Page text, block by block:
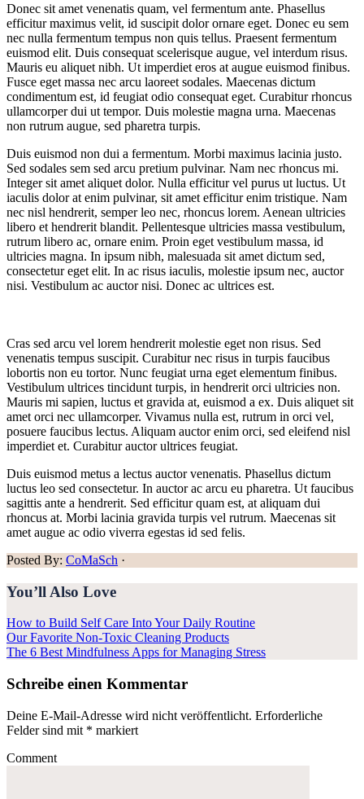
Donec sit amet venenatis quam, vel fermentum ante. Phasellus
efficitur maximus velit, id suscipit dolor ornare eget. Donec eu sem
nec nulla fermentum tempus non quis tellus. Praesent fermentum
euismod elit. Duis consequat scelerisque augue, vel interdum risus.
Mauris eu aliquet nibh. Ut imperdiet eros at augue euismod finibus.
Fusce eget massa nec arcu laoreet sodales. Maecenas dictum
condimentum est, id feugiat odio consequat eget. Curabitur rhoncus
ullamcorper dui ut tempor. Duis molestie magna urna. Maecenas
non rutrum augue, sed pharetra turpis.
Duis euismod non dui a fermentum. Morbi maximus lacinia justo.
Sed sodales sem sed arcu pretium pulvinar. Nam nec rhoncus mi.
Integer sit amet aliquet dolor. Nulla efficitur vel purus ut luctus. Ut
iaculis dolor at enim pulvinar, sit amet efficitur enim tristique. Nam
nec nisl hendrerit, semper leo nec, rhoncus lorem. Aenean ultricies
libero et hendrerit blandit. Pellentesque ultricies massa vestibulum,
rutrum libero ac, ornare enim. Proin eget vestibulum massa, id
ultricies magna. In ipsum nibh, malesuada sit amet dictum sed,
consectetur eget elit. In ac risus iaculis, molestie ipsum nec, auctor
nisi. Vestibulum ac auctor nisi. Donec ac ultrices est.
Cras sed arcu vel lorem hendrerit molestie eget non risus. Sed
venenatis tempus suscipit. Curabitur nec risus in turpis faucibus
lobortis non eu tortor. Nunc feugiat urna eget elementum finibus.
Vestibulum ultrices tincidunt turpis, in hendrerit orci ultricies non.
Mauris mi sapien, luctus et gravida at, euismod a ex. Duis aliquet sit
amet orci nec ullamcorper. Vivamus nulla est, rutrum in orci vel,
posuere faucibus lectus. Aliquam auctor enim orci, sed eleifend nisl
imperdiet et. Curabitur auctor ultrices feugiat.
Duis euismod metus a lectus auctor venenatis. Phasellus dictum
luctus leo sed consectetur. In auctor ac arcu eu pharetra. Ut faucibus
sagittis ante a hendrerit. Sed efficitur quam est, at aliquam dui
rhoncus at. Morbi lacinia gravida turpis vel rutrum. Maecenas sit
amet augue ac odio viverra egestas id sed felis.
Posted By: CoMaSch ·
You’ll Also Love
How to Build Self Care Into Your Daily Routine
Our Favorite Non-Toxic Cleaning Products
The 6 Best Mindfulness Apps for Managing Stress
Interactions
Schreibe einen Kommentar
Deine E-Mail-Adresse wird nicht veröffentlicht. Erforderliche
Felder sind mit * markiert
Comment